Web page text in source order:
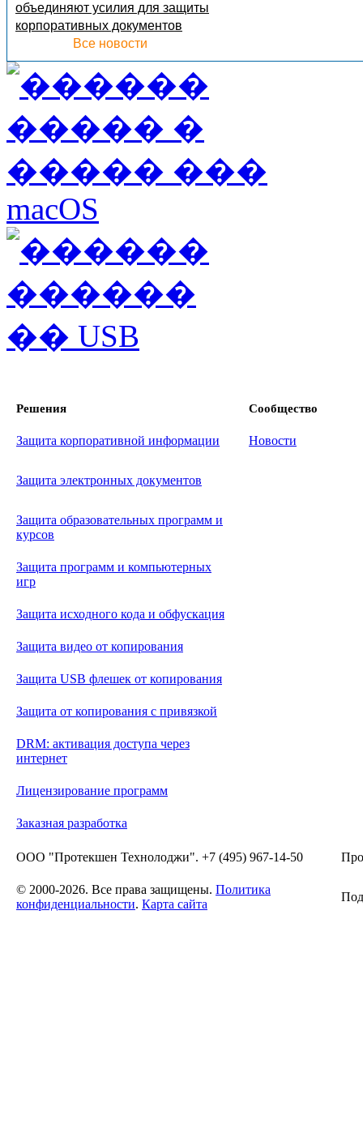
объединяют усилия для защиты
корпоративных документов
Все новости
Решения Сообщество
Защита корпоративной информации Новости
Защита электронных документов
Защита образовательных программ и
курсов
Защита программ и компьютерных
игр
Защита исходного кода и обфускация
Защита видео от копирования
Защита USB флешек от копирования
Защита от копирования с привязкой
DRM: активация доступа через
интернет
Лицензирование программ
Заказная разработка
ООО "Протекшен Технолоджи". +7 (495) 967-14-50
© 2000-2026. Все права защищены. Политика
конфиденциальности. Карта сайта